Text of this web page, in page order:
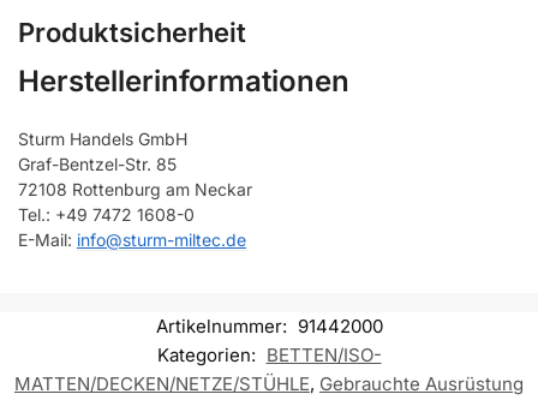
Produktsicherheit
Herstellerinformationen
Sturm Handels GmbH
Graf-Bentzel-Str. 85
72108 Rottenburg am Neckar
Tel.: +49 7472 1608-0
E-Mail: info@sturm-miltec.de
Artikelnummer: 91442000
Kategorien: BETTEN/ISO-
MATTEN/DECKEN/NETZE/STÜHLE, Gebrauchte Ausrüstung